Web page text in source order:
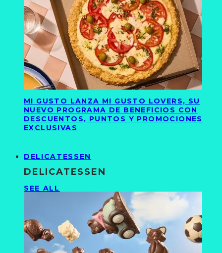
MI GUSTO LANZA MI GUSTO LOVERS, SU
NUEVO PROGRAMA DE BENEFICIOS CON
DESCUENTOS, PUNTOS Y PROMOCIONES
EXCLUSIVAS
DELICATESSEN
DELICATESSEN
SEE ALL